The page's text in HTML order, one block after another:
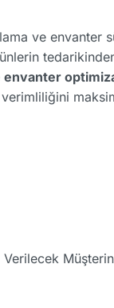
ve envanter
envanter